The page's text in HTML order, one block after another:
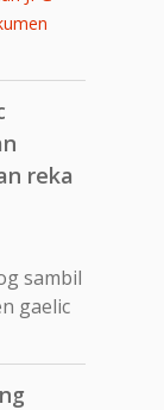
reka
sambil
gaelic